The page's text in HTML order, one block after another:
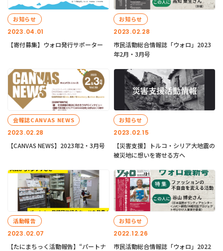
2023.04.01
お知らせ
【寄付募集】ウォロ発行サポーター
2023.02.28
お知らせ
市民活動総合情報誌「ウォロ」2023
年2月・3月号
2023.02.28
会報誌CANVAS NEWS
【CANVAS NEWS】2023年2・3月号
2023.02.15
お知らせ
【災害支援】トルコ・シリア大地震の
被災地に想いを寄せる方へ
2023.02.07
活動報告
【たにまちっく活動報告】“パートナ
2022.12.26
お知らせ
市民活動総合情報誌「ウォロ」2022